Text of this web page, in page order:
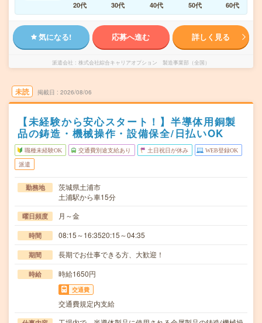
20代
30代 40代 50代 60代
気になる! 応募へ進む 詳しく見る
派遣会社 株式会社綜合キャリアオプション 製造事業部（全国）
未読 掲載日 2026/08/06
【未経験から安心スタート！】半導体用銅製
品の鋳造・機械操作・設備保全/日払いOK
職種未経験OK 交通費別途支給あり 土日祝日が休み WEB登録OK
派遣
勤務地
茨城県土浦市
土浦駅から車15分
曜日頻度 月～金
時間 08:15～16:3520:15～04:35
期間 長期でお仕事できる方、大歓迎！
時給 時給1650円
交通費
交通費規定内支給